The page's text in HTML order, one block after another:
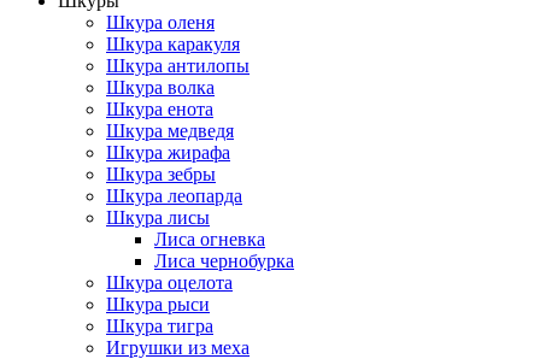
Шкура оленя
Шкура каракуля
Шкура антилопы
Шкура волка
Шкура енота
Шкура медведя
Шкура жирафа
Шкура зебры
Шкура леопарда
Шкура лисы
Лиса огневка
Лиса чернобурка
Шкура оцелота
Шкура рыси
Шкура тигра
Игрушки из меха